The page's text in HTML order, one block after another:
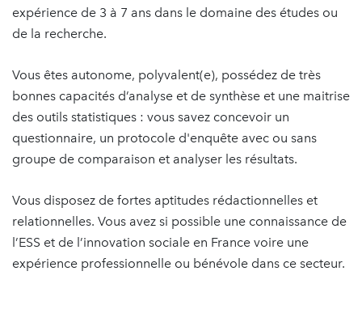
expérience de 3 à 7 ans dans le domaine des études ou
de la recherche.
Vous êtes autonome, polyvalent(e), possédez de très
bonnes capacités d’analyse et de synthèse et une maitrise
des outils statistiques : vous savez concevoir un
questionnaire, un protocole d'enquête avec ou sans
groupe de comparaison et analyser les résultats.
Vous disposez de fortes aptitudes rédactionnelles et
relationnelles. Vous avez si possible une connaissance de
l’ESS et de l’innovation sociale en France voire une
expérience professionnelle ou bénévole dans ce secteur.